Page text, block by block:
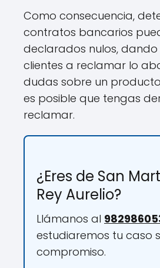
Como consecuencia,
contratos bancarios
declarados nulos,
clientes a reclamar lo
dudas sobre un
es posible que tengas
reclamar.
¿Eres de San
Rey Aurelio?
Llámanos al
estudiaremos tu caso
compromiso.